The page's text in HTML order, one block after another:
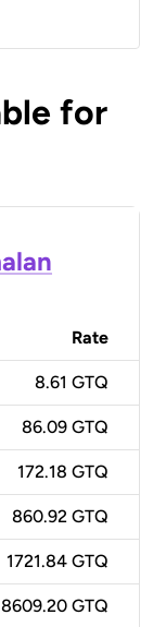
for
Rate
8.61 GTQ
86.09 GTQ
172.18 GTQ
860.92 GTQ
1721.84 GTQ
8609.20 GTQ